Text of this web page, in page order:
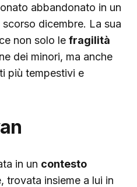
abbandonato in un
dicembre. La sua
non solo le fragilità
dei minori, ma anche
più tempestivi e
in un contesto
trovata insieme a lui in